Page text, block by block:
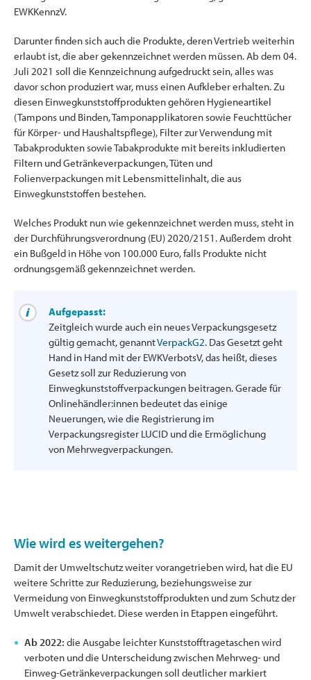
EWKKennzV.
Darunter finden sich auch die Produkte, deren Vertrieb weiterhin
erlaubt ist, die aber gekennzeichnet werden müssen. Ab dem 04.
Juli 2021 soll die Kennzeichnung aufgedruckt sein, alles was
davor schon produziert war, muss einen Aufkleber erhalten. Zu
diesen Einwegkunststoffprodukten gehören Hygieneartikel
(Tampons und Binden, Tamponapplikatoren sowie Feuchttücher
für Körper- und Haushaltspflege), Filter zur Verwendung mit
Tabakprodukten sowie Tabakprodukte mit bereits inkludierten
Filtern und Getränkeverpackungen, Tüten und
Folienverpackungen mit Lebensmittelinhalt, die aus
Einwegkunststoffen bestehen.
Welches Produkt nun wie gekennzeichnet werden muss, steht in
der Durchführungsverordnung (EU) 2020/2151. Außerdem droht
ein Bußgeld in Höhe von 100.000 Euro, falls Produkte nicht
ordnungsgemäß gekennzeichnet werden.
Aufgepasst:
Zeitgleich wurde auch ein neues Verpackungsgesetz
gültig gemacht, genanntVerpackG2. Das Gesetzt geht
Hand in Hand mit der EWKVerbotsV, das heißt, dieses
Gesetz soll zur Reduzierung von
Einwegkunststoffverpackungen beitragen. Gerade für
Onlinehändler:innen bedeutet das einige
Neuerungen, wie die Registrierung im
Verpackungsregister LUCID und die Ermöglichung
von Mehrwegverpackungen.
Wie wird es weitergehen?
Damit der Umweltschutz weiter vorangetrieben wird, hat die EU
weitere Schritte zur Reduzierung, beziehungsweise zur
Vermeidung von Einwegkunststoffprodukten und zum Schutz der
Umwelt verabschiedet. Diese werden in Etappen eingeführt.
Ab 2022: die Ausgabe leichter Kunststofftragetaschen wird
verboten und die Unterscheidung zwischen Mehrweg- und
Einweg-Getränkeverpackungen soll deutlicher markiert